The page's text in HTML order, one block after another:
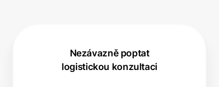
Nezávazně poptat
logistickou konzultaci